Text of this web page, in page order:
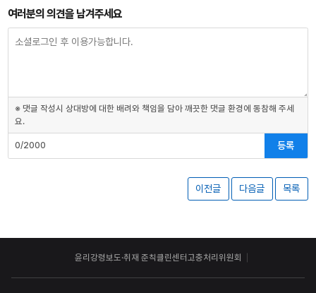
여러분의 의견을 남겨주세요
※ 댓글 작성시 상대방에 대한 배려와 책임을 담아 깨끗한 댓글 환경에 동참해 주세
요.
0/2000 등록
이전글 다음글 목록
윤리강령보도·취재 준칙클린센터고충처리위원회